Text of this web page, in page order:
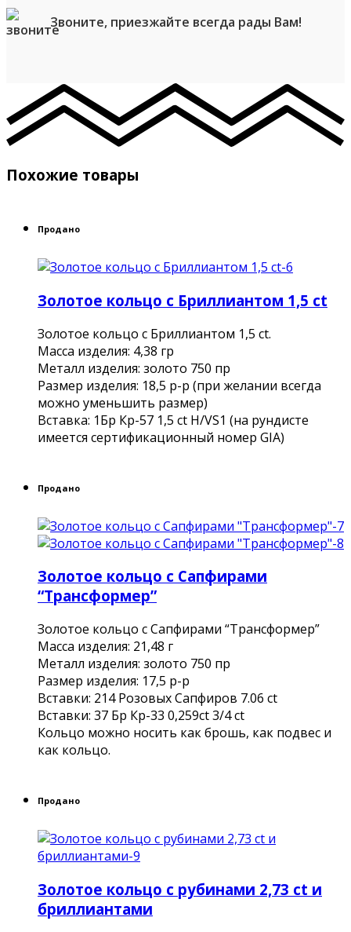
Звоните, приезжайте всегда рады Вам!
Похожие товары
Продано
Золотое кольцо c Бриллиантом 1,5 ct
Золотое кольцо c Бриллиантом 1,5 ct.
Масса изделия: 4,38 гр
Металл изделия: золото 750 пр
Размер изделия: 18,5 р-р (при желании всегда
можно уменьшить размер)
Вставка: 1Бр Кр-57 1,5 ct H/VS1 (на рундисте
имеется сертификационный номер GIA)
Продано
Золотое кольцо с Сапфирами
“Трансформер”
Золотое кольцо с Сапфирами “Трансформер”
Масса изделия: 21,48 г
Металл изделия: золото 750 пр
Размер изделия: 17,5 р-р
Вставки: 214 Розовых Сапфиров 7.06 ct
Вставки: 37 Бр Кр-33 0,259ct 3/4 ct
Кольцо можно носить как брошь, как подвес и
как кольцо.
Продано
Золотое кольцо с рубинами 2,73 ct и
бриллиантами